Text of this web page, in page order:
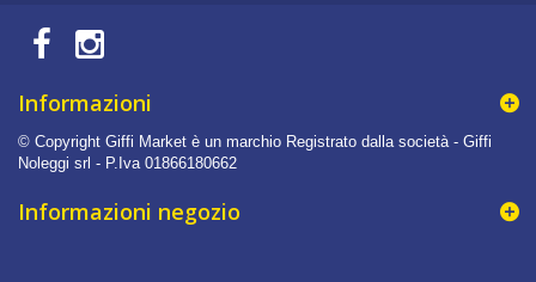
Informazioni
© Copyright Giffi Market è un marchio Registrato dalla società - Giffi
Noleggi srl - P.Iva 01866180662
Informazioni negozio